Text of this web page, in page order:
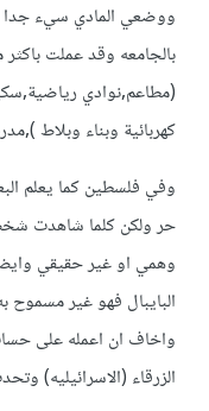
ووضعي المادي سيء جدا
بالجامعه وقد عملت
(مطاعم,نوادي
كهربائية وبناء وبلاط
وفي فلسطين كما يعلم
حر ولكن كلما شاهدت
وهمي او غير حقيقي
البايبال فهو غير مسموح
واخاف ان اعمله على
الزرقاء (الاسرائيليه)